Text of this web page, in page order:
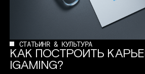
СТАТЬИHR & КУЛЬТУРА
КАК ПОСТРОИТЬ
IGAMING?